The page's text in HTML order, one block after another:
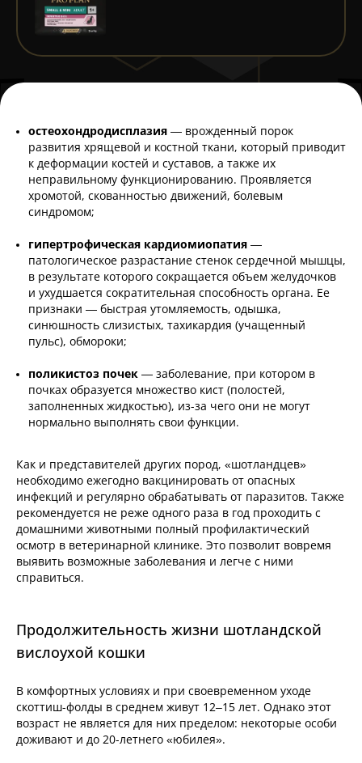
остеохондродисплазия — врожденный порок
развития хрящевой и костной ткани, который приводит
к деформации костей и суставов, а также их
неправильному функционированию. Проявляется
хромотой, скованностью движений, болевым
синдромом;
гипертрофическая кардиомиопатия —
патологическое разрастание стенок сердечной мышцы,
в результате которого сокращается объем желудочков
и ухудшается сократительная способность органа. Ее
признаки — быстрая утомляемость, одышка,
синюшность слизистых, тахикардия (учащенный
пульс), обмороки;
поликистоз почек — заболевание, при котором в
почках образуется множество кист (полостей,
заполненных жидкостью), из-за чего они не могут
нормально выполнять свои функции.
Как и представителей других пород, «шотландцев»
необходимо ежегодно вакцинировать от опасных
инфекций и регулярно обрабатывать от паразитов. Также
рекомендуется не реже одного раза в год проходить с
домашними животными полный профилактический
осмотр в ветеринарной клинике. Это позволит вовремя
выявить возможные заболевания и легче с ними
справиться.
Продолжительность жизни шотландской
вислоухой кошки
В комфортных условиях и при своевременном уходе
скоттиш-фолды в среднем живут 12–15 лет. Однако этот
возраст не является для них пределом: некоторые особи
доживают и до 20-летнего «юбилея».